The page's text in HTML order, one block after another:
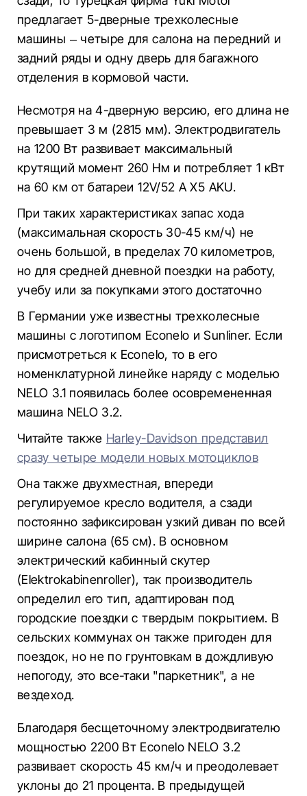
предлагает 5-дверные трехколесные
машины – четыре для салона на передний и
задний ряды и одну дверь для багажного
отделения в кормовой части.
Несмотря на 4-дверную версию, его длина не
превышает 3 м (2815 мм). Электродвигатель
на 1200 Вт развивает максимальный
крутящий момент 260 Нм и потребляет 1 кВт
на 60 км от батареи 12V/52 A X5 AKU.
При таких характеристиках запас хода
(максимальная скорость 30-45 км/ч) не
очень большой, в пределах 70 километров,
но для средней дневной поездки на работу,
учебу или за покупками этого достаточно
В Германии уже известны трехколесные
машины с логотипом Econelo и Sunliner. Если
присмотреться к Econelo, то в его
номенклатурной линейке наряду с моделью
NELO 3.1 появилась более осовремененная
машина NELO 3.2.
Читайте также Harley-Davidson представил
сразу четыре модели новых мотоциклов
Она также двухместная, впереди
регулируемое кресло водителя, а сзади
постоянно зафиксирован узкий диван по всей
ширине салона (65 см). В основном
электрический кабинный скутер
(Elektrokabinenroller), так производитель
определил его тип, адаптирован под
городские поездки с твердым покрытием. В
сельских коммунах он также пригоден для
поездок, но не по грунтовкам в дождливую
непогоду, это все-таки "паркетник", а не
вездеход.
Благодаря бесщеточному электродвигателю
мощностью 2200 Вт Econelo NELO 3.2
развивает скорость 45 км/ч и преодолевает
уклоны до 21 процента. В предыдущей